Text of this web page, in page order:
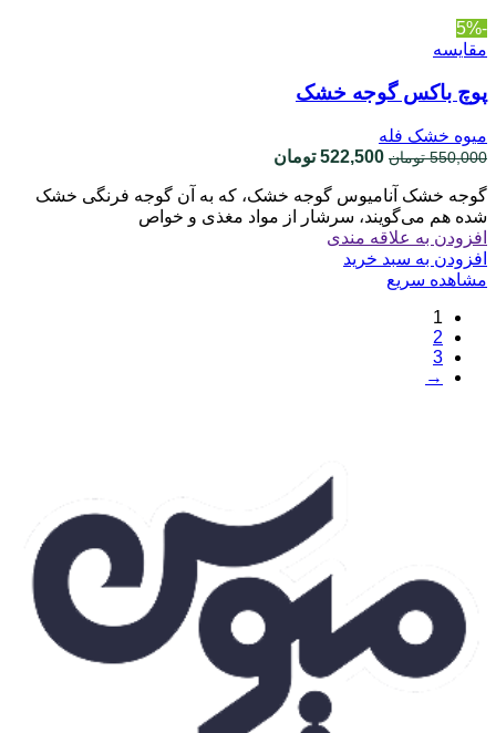
-5%
مقایسه
پوچ باکس گوجه خشک
میوه خشک فله
550,000 تومان قیمت
550,000 تومان
بود.
522,500 تومان
522,500 تومان
است.
گوجه خشک آنامیوس گوجه خشک، که به آن گوجه فرنگی خشک
شده هم می‌گویند، سرشار از مواد مغذی و خواص
افزودن به علاقه مندی
افزودن به سبد خرید
مشاهده سریع
1
2
3
→